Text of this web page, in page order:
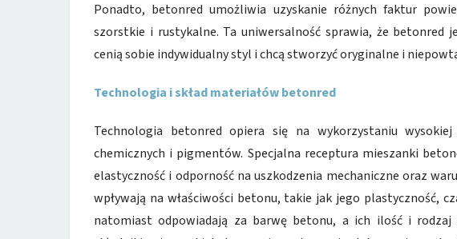
Ponadto, betonred umożliwia uzyskanie różnych faktur
szorstkie i rustykalne. Ta uniwersalność sprawia, że betonred
cenią sobie indywidualny styl i chcą stworzyć oryginalne i
Technologia i skład materiałów betonred
Technologia betonred opiera się na wykorzystaniu
chemicznych i pigmentów. Specjalna receptura mieszanki
elastyczność i odporność na uszkodzenia mechaniczne oraz
wpływają na właściwości betonu, takie jak jego plastyczność,
natomiast odpowiadają za barwę betonu, a ich ilość i rodzaj